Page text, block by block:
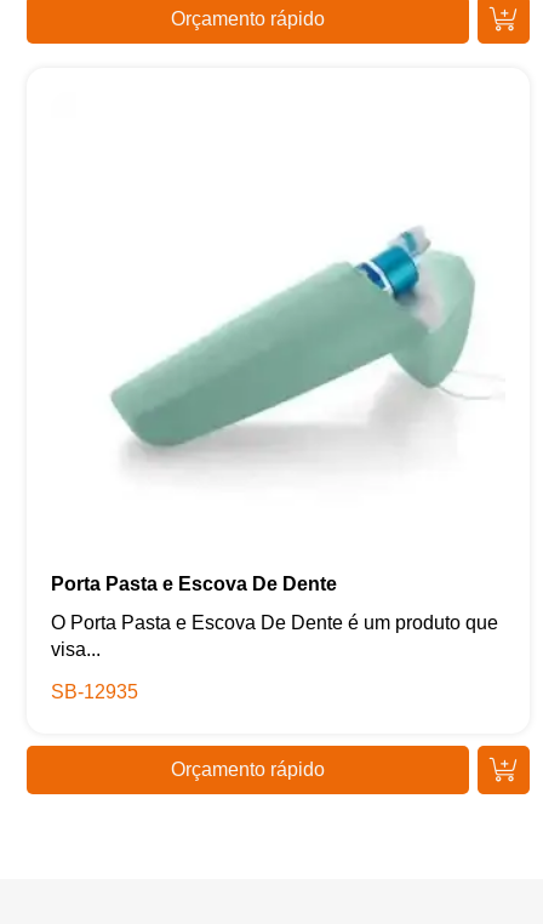
Orçamento rápido
Porta Pasta e Escova De Dente
O Porta Pasta e Escova De Dente é um produto que
visa...
SB-12935
Orçamento rápido